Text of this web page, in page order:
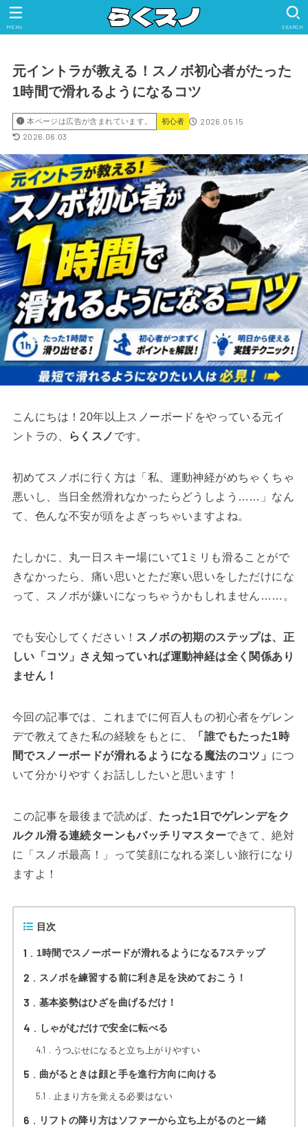
SEARCH
MENU
元イントラが教える！スノボ初心者がたった
1時間で滑れるようになるコツ
本ページは広告が含まれています。 初心者
2026.05.15
2026.06.03
こんにちは！20年以上スノーボードをやっている元イ
ントラの、
らくスノ です。
初めてスノボに行く方は「私、運動神経がめちゃくちゃ
悪いし、当日全然滑れなかったらどうしよう……」なん
て、色んな不安が頭をよぎっちゃいますよね。
たしかに、丸一日スキー場にいて1ミリも滑ることがで
きなかったら、痛い思いとただ寒い思いをしただけにな
って、スノボが嫌いになっちゃうかもしれません……。
でも安心してください！ スノボの初期のステップは、正
しい「コツ」さえ知っていれば運動神経は全く関係あり
ません！
今回の記事では、これまでに何百人もの初心者をゲレン
デで教えてきた私の経験をもとに、
「誰でもたった1時
間でスノーボードが滑れるようになる魔法のコツ」 につ
いて分かりやすくお話ししたいと思います！
この記事を最後まで読めば、 たった1日でゲレンデをク
ルクル滑る連続ターンもバッチリマスターできて、絶対
に「スノボ最高！」って笑顔になれる楽しい旅行になり
ますよ！
目次
1 1時間でスノーボードが滑れるようになる7ステップ
2 スノボを練習する前に利き足を決めておこう！
3 基本姿勢はひざを曲げるだけ！
4 しゃがむだけで安全に転べる
4.1 うつぶせになると立ち上がりやすい
5 曲がるときは顔と手を進行方向に向ける
5.1 止まり方を覚える必要はない
6 リフトの降り方はソファーから立ち上がるのと一緒